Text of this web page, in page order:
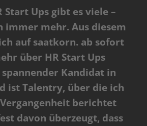
Start Ups gibt es viele –
immer mehr. Aus diesem
auf saatkorn. ab sofort
über HR Start Ups
Kandidat in
ist Talentry, über die ich
berichtet
davon überzeugt, dass